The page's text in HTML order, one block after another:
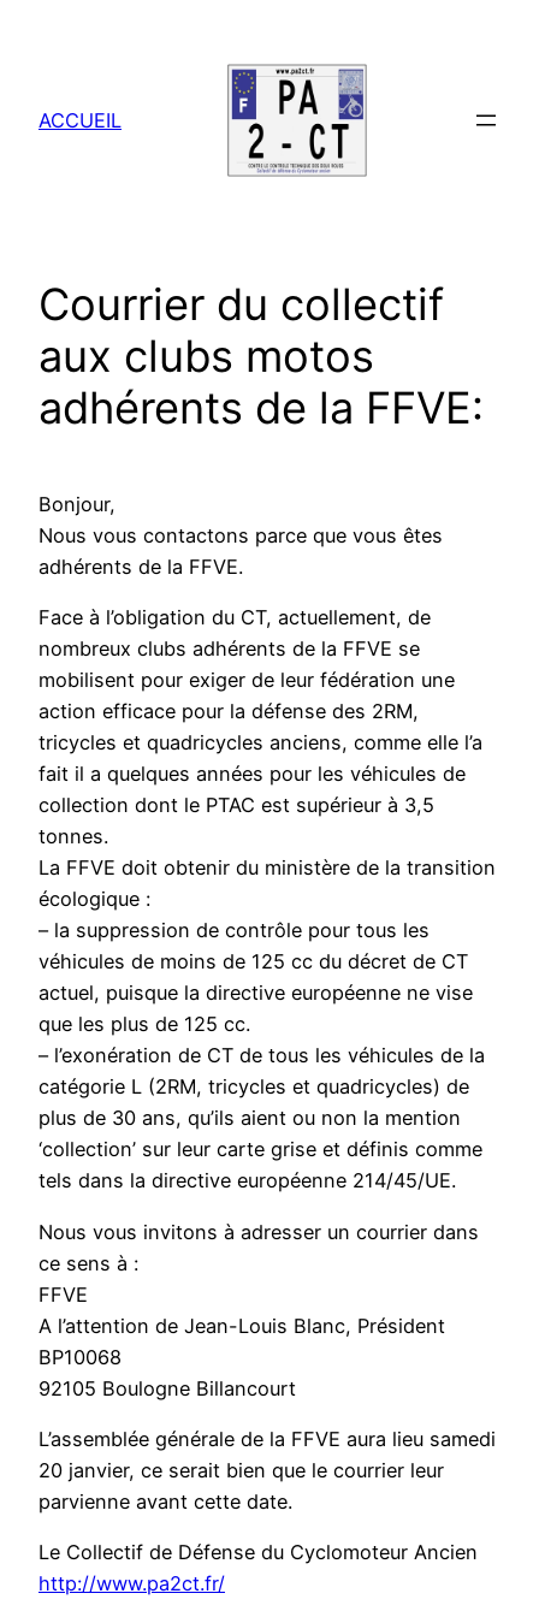
ACCUEIL
Courrier du collectif
aux clubs motos
adhérents de la FFVE:
Bonjour,
Nous vous contactons parce que vous êtes
adhérents de la FFVE.
Face à l’obligation du CT, actuellement, de
nombreux clubs adhérents de la FFVE se
mobilisent pour exiger de leur fédération une
action efficace pour la défense des 2RM,
tricycles et quadricycles anciens, comme elle l’a
fait il a quelques années pour les véhicules de
collection dont le PTAC est supérieur à 3,5
tonnes.
La FFVE doit obtenir du ministère de la transition
écologique :
– la suppression de contrôle pour tous les
véhicules de moins de 125 cc du décret de CT
actuel, puisque la directive européenne ne vise
que les plus de 125 cc.
– l’exonération de CT de tous les véhicules de la
catégorie L (2RM, tricycles et quadricycles) de
plus de 30 ans, qu’ils aient ou non la mention
‘collection’ sur leur carte grise et définis comme
tels dans la directive européenne 214/45/UE.
Nous vous invitons à adresser un courrier dans
ce sens à :
FFVE
A l’attention de Jean-Louis Blanc, Président
BP10068
92105 Boulogne Billancourt
L’assemblée générale de la FFVE aura lieu samedi
20 janvier, ce serait bien que le courrier leur
parvienne avant cette date.
Le Collectif de Défense du Cyclomoteur Ancien
http://www.pa2ct.fr/